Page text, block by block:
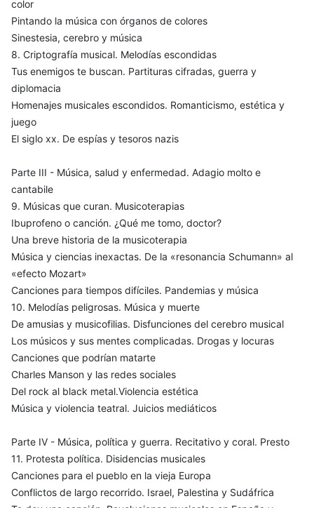
color
Pintando la música con órganos de colores
Sinestesia, cerebro y música
8. Criptografía musical. Melodías escondidas
Tus enemigos te buscan. Partituras cifradas, guerra y
diplomacia
Homenajes musicales escondidos. Romanticismo, estética y
juego
El siglo xx. De espías y tesoros nazis
Parte III - Música, salud y enfermedad. Adagio molto e
cantabile
9. Músicas que curan. Musicoterapias
Ibuprofeno o canción. ¿Qué me tomo, doctor?
Una breve historia de la musicoterapia
Música y ciencias inexactas. De la «resonancia Schumann» al
«efecto Mozart»
Canciones para tiempos difíciles. Pandemias y música
10. Melodías peligrosas. Música y muerte
De amusias y musicofilias. Disfunciones del cerebro musical
Los músicos y sus mentes complicadas. Drogas y locuras
Canciones que podrían matarte
Charles Manson y las redes sociales
Del rock al black metal.Violencia estética
Música y violencia teatral. Juicios mediáticos
Parte IV - Música, política y guerra. Recitativo y coral. Presto
11. Protesta política. Disidencias musicales
Canciones para el pueblo en la vieja Europa
Conflictos de largo recorrido. Israel, Palestina y Sudáfrica